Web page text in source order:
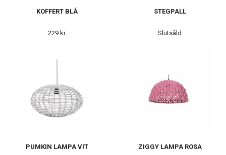
KOFFERT BLÅ
229 kr
STEGPALL
Slutsåld
PUMKIN LAMPA VIT ZIGGY LAMPA ROSA